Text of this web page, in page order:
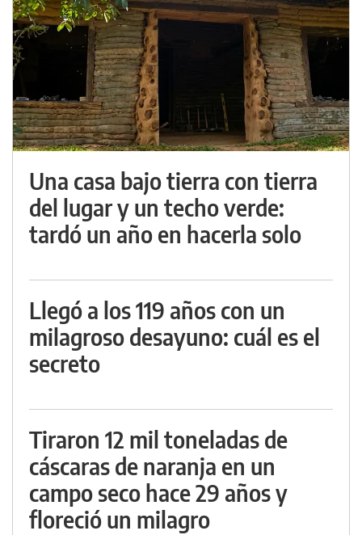
Una casa bajo tierra con tierra
del lugar y un techo verde:
tardó un año en hacerla solo
Llegó a los 119 años con un
milagroso desayuno: cuál es el
secreto
Tiraron 12 mil toneladas de
cáscaras de naranja en un
campo seco hace 29 años y
floreció un milagro